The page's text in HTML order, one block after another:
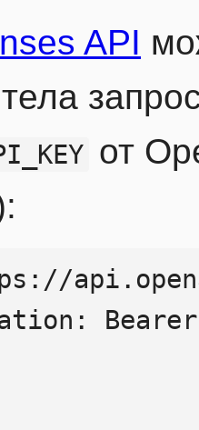
API
от